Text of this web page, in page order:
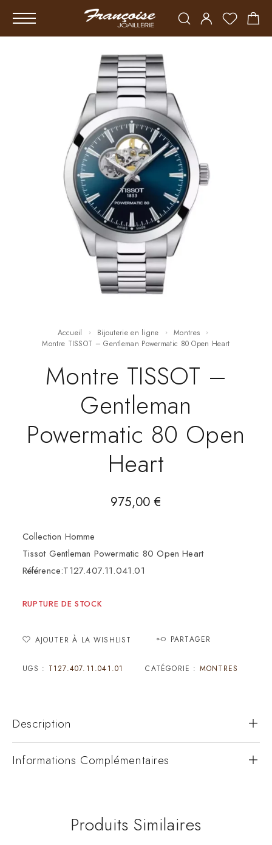
Accueil Bijouterie en ligne
Montres
Montre TISSOT – Gentleman Powermatic 80 Open Heart
Montre TISSOT –
Gentleman
Powermatic 80 Open
Heart
975,00€
Collection Homme
Tissot Gentleman Powermatic 80 Open Heart
Référence:T127.407.11.041.01
RUPTURE DE STOCK
AJOUTER À LA WISHLIST PARTAGER
UGS : T127.407.11.041.01 CATÉGORIE : MONTRES
Description
Informations Complémentaires
Produits Similaires